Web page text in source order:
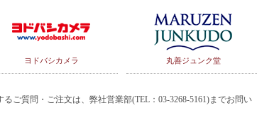
ヨドバシカメラ 丸善ジュンク堂
ご質問・ご注文は、弊社営業部(TEL：03-3268-5161)までお問い